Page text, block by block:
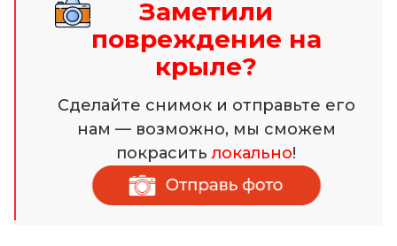
Заметили
повреждение на
крыле?
Сделайте снимок и отправьте его
нам — возможно, мы сможем
покраситьлокально!